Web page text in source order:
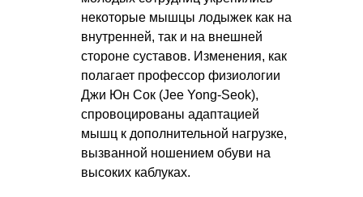
некоторые мышцы лодыжек как на
внутренней, так и на внешней
стороне суставов. Изменения, как
полагает профессор физиологии
Джи Юн Сок (Jee Yong-Seok),
спровоцированы адаптацией
мышц к дополнительной нагрузке,
вызванной ношением обуви на
высоких каблуках.